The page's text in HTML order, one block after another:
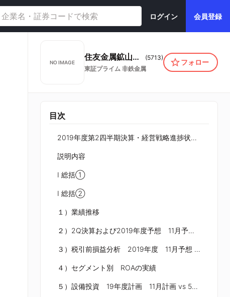
ログイン 会員登録
NO IMAGE
住友金属鉱山株式会社 (5713)
東証プライム 非鉄金属
フォロー
目次
2019年度第2四半期決算・経営戦略進捗状況説明会
説明内容
Ⅰ 総括①
Ⅰ 総括②
１）業績推移
２）2Q決算および2019年度予想 11月予想 vs 5月予想
３）税引前損益分析 2019年度 11月予想 vs 5月予想（＋50億円）
４）セグメント別 ROAの実績
５）設備投資 19年度計画 11月計画 vs 5月計画